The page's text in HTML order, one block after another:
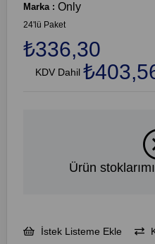
Marka : Only
24'lü Paket
₺336,30
KDV Dahil
Ürün
İstek Listeme Ekle